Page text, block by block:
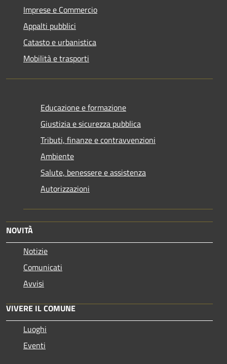
Imprese e Commercio
Appalti pubblici
Catasto e urbanistica
Mobilità e trasporti
Educazione e formazione
Giustizia e sicurezza pubblica
Tributi, finanze e contravvenzioni
Ambiente
Salute, benessere e assistenza
Autorizzazioni
NOVITÀ
Notizie
Comunicati
Avvisi
VIVERE IL COMUNE
Luoghi
Eventi